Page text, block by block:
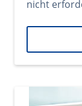
nicht